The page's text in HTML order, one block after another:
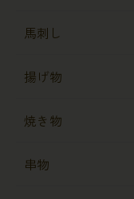
馬刺し
揚げ物
焼き物
串物